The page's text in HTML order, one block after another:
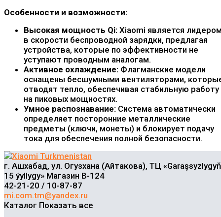
Особенности и возможности:
Высокая мощность Qi: Xiaomi является
в скорости беспроводной зарядки, предлагая
устройства, которые по эффективности не
уступают проводным аналогам.
Активное охлаждение: Флагманские модели
оснащены бесшумными вентиляторами,
отводят тепло, обеспечивая стабильную работу
на пиковых мощностях.
Умное распознавание: Система автоматически
определяет посторонние металлические
предметы (ключи, монеты) и блокирует подачу
тока для обеспечения полной безопасности.
г. Ашхабад, ул. Огузхана (Айтакова), ТЦ «Garaşsyzlygyň
15 ýyllygy» Магазин В-124
42-21-20 / 10-87-87
mi.com.tm@yandex.ru
Каталог Показать все